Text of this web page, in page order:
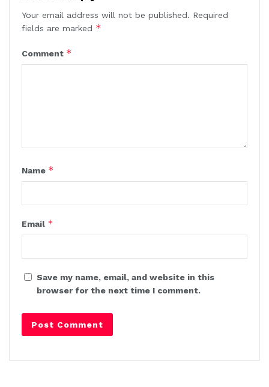
Your email address will not be published. Required
fields are marked *
Comment *
Name *
Email *
Save my name, email, and website in this
browser for the next time I comment.